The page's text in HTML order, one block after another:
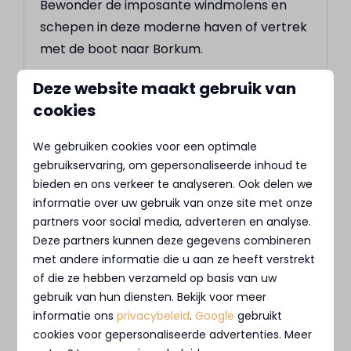
Bewonder de imposante windmolens en
schepen in deze moderne haven of vertrek
met de boot naar Borkum.
Meer
In de omgeving: 0km
Museumgemaal Cremer
Deze website maakt gebruik van
cookies
We gebruiken cookies voor een optimale
gebruikservaring, om gepersonaliseerde inhoud te
bieden en ons verkeer te analyseren. Ook delen we
informatie over uw gebruik van onze site met onze
partners voor social media, adverteren en analyse.
Deze partners kunnen deze gegevens combineren
met andere informatie die u aan ze heeft verstrekt
of die ze hebben verzameld op basis van uw
gebruik van hun diensten. Bekijk voor meer
informatie onsprivacybeleid.Google gebruikt
cookies voor gepersonaliseerde advertenties. Meer